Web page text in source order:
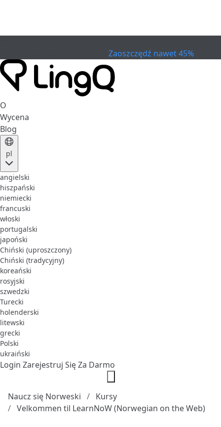
Zaoszczędź nawet 45%
O
Wycena
Blog
pl
angielski
hiszpański
niemiecki
francuski
włoski
portugalski
japoński
Chiński (uproszczony)
Chiński (tradycyjny)
koreański
rosyjski
szwedzki
Turecki
holenderski
litewski
grecki
Polski
ukraiński
Login Zarejestruj Się Za Darmo
Naucz się Norweski
Kursy
Velkommen til LearnNoW (Norwegian on the Web)